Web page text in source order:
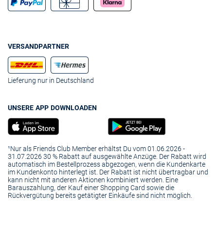
VERSANDPARTNER
Lieferung nur in Deutschland
UNSERE APP DOWNLOADEN
¹Nur als Friends Club Member erhältst Du vom 01.06.2026 -
31.07.2026 30 % Rabatt auf ausgewählte Anzüge. Der Rabatt wird
automatisch im Bestellprozess abgezogen, wenn die Kundenkarte
im Kundenkonto hinterlegt ist. Der Rabatt ist nicht übertragbar und
kann nicht mit anderen Aktionen kombiniert werden. Eine
Barauszahlung, der Kauf einer Shopping Card sowie die
Rückvergütung bereits getätigter Einkäufe sind nicht möglich.